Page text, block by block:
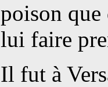
poison que
lui faire
Il fut à